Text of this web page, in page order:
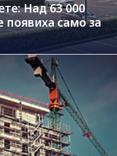
Над 63 000
появиха само за